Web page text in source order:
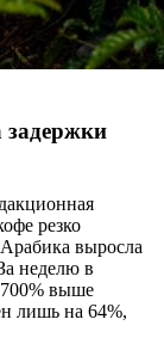
задержки
резко
выросла
неделю в
выше
лишь на 64%,